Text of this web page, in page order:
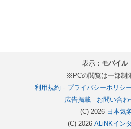
表示： モバイル｜
※PCの閲覧は一部制
利用規約 - プライバシーポリシ
広告掲載- お問い合わ
(C) 2026 日本気
(C) 2026 ALiNKイン